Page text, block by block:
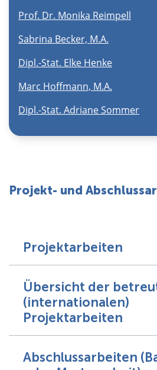
Prof. Dr. Monika Reimpell
Sabrina Becker, M.A.
Dipl.-Stat. Elke Henke
Marc Hoffmann, M.A.
Dipl.-Stat. Adriane Sommer
Projekt- und
Projektarbeiten
Übersicht der
(internationalen)
Projektarbeiten
Abschlussarbeiten